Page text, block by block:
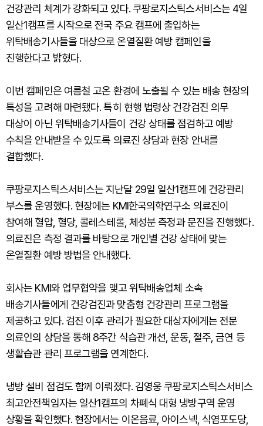
건강관리 체계가 강화되고 있다. 쿠팡로지스틱스서비스는 4일
일산1캠프를 시작으로 전국 주요 캠프에 출입하는
위탁배송기사들을 대상으로 온열질환 예방 캠페인을
진행한다고 밝혔다.
이번 캠페인은 여름철 고온 환경에 노출될 수 있는 배송 현장의
특성을 고려해 마련됐다. 특히 현행 법령상 건강검진 의무
대상이 아닌 위탁배송기사들이 건강 상태를 점검하고 예방
수칙을 안내받을 수 있도록 의료진 상담과 현장 안내를
결합했다.
쿠팡로지스틱스서비스는 지난달 29일 일산1캠프에 건강관리
부스를 운영했다. 현장에는 KMI한국의학연구소 의료진이
참여해 혈압, 혈당, 콜레스테롤, 체성분 측정과 문진을 진행했다.
의료진은 측정 결과를 바탕으로 개인별 건강 상태에 맞는
온열질환 예방 방법을 안내했다.
회사는 KMI와 업무협약을 맺고 위탁배송업체 소속
배송기사들에게 건강검진과 맞춤형 건강관리 프로그램을
제공하고 있다. 검진 이후 관리가 필요한 대상자에게는 전문
의료인의 상담을 통해 8주간 식습관 개선, 운동, 절주, 금연 등
생활습관 관리 프로그램을 연계한다.
냉방 설비 점검도 함께 이뤄졌다. 김영웅 쿠팡로지스틱스서비스
최고안전책임자는 일산1캠프의 차폐식 대형 냉방구역 운영
상황을 확인했다. 현장에서는 이온음료, 아이스넥, 식염포도당,